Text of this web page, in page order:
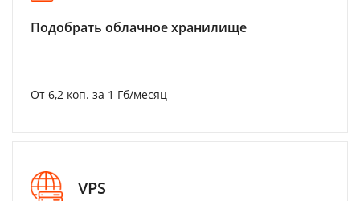
Подобрать облачное хранилище
От 6,2 коп. за 1 Гб/месяц
VPS